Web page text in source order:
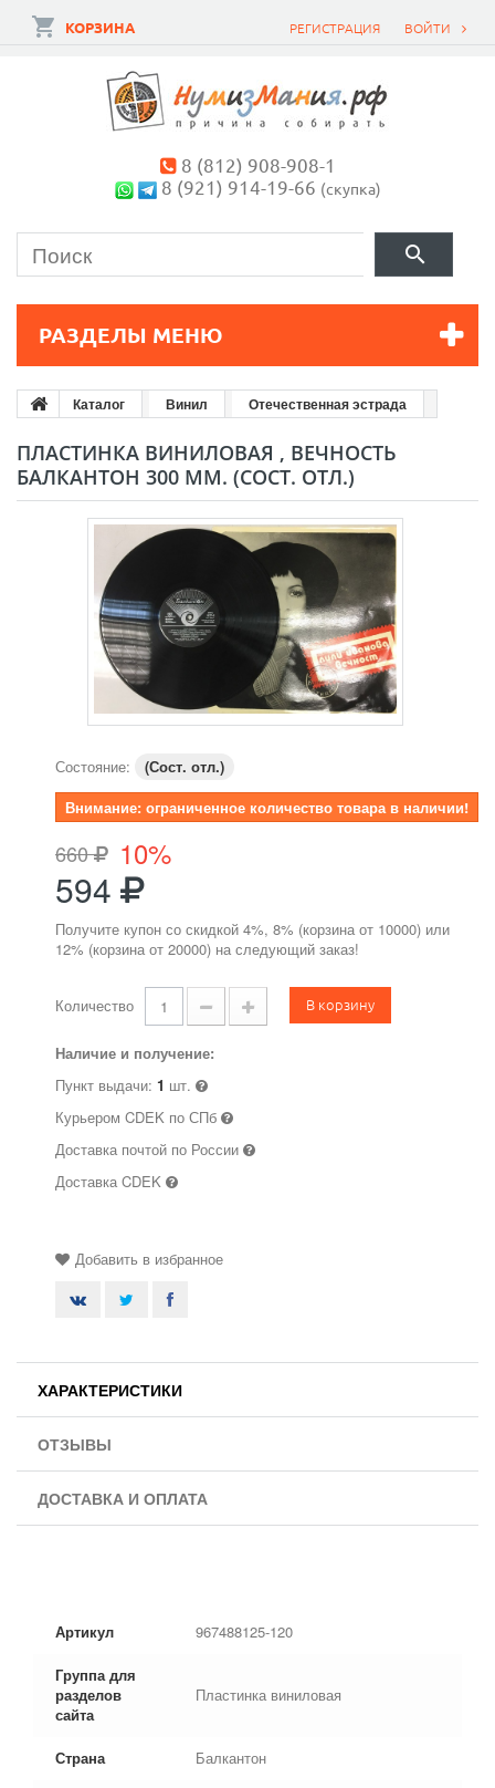
ВОЙТИ
РЕГИСТРАЦИЯ
КОРЗИНА
8 (812) 908-908-1
8 (921) 914-19-66 (скупка)
РАЗДЕЛЫ МЕНЮ
Каталог Винил Отечественная эстрада
ПЛАСТИНКА ВИНИЛОВАЯ , ВЕЧНОСТЬ
БАЛКАНТОН 300 ММ. (СОСТ. ОТЛ.)
Состояние:
(Сост. отл.)
Внимание: ограниченное количество товара в наличии!
660 10%
594
Получите купон со скидкой 4%, 8% (корзина от 10000) или
12% (корзина от 20000) на следующий заказ!
Количество В корзину
Наличие и получение:
Пункт выдачи: 1 шт.
Курьером CDEK по СПб
Доставка почтой по России
Доставка CDEK
Добавить в избранное
ХАРАКТЕРИСТИКИ
ОТЗЫВЫ
ДОСТАВКА И ОПЛАТА
Артикул 967488125-120
Группа для
разделов
сайта
Пластинка виниловая
Страна Балкантон